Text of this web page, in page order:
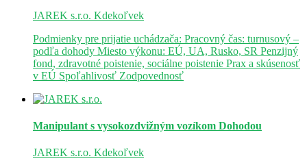
JAREK s.r.o. Kdekoľvek
Podmienky pre prijatie uchádzača: Pracovný čas: turnusový –
podľa dohody Miesto výkonu: EÚ, UA, Rusko, SR Penzijný
fond, zdravotné poistenie, sociálne poistenie Prax a skúsenosť
v EÚ Spoľahlivosť Zodpovednosť
Manipulant s vysokozdvižným vozíkom Dohodou
JAREK s.r.o. Kdekoľvek